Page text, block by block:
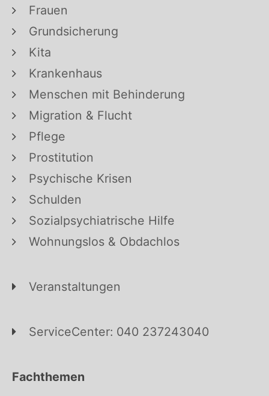
Frauen
Grundsicherung
Kita
Krankenhaus
Menschen mit Behinderung
Migration & Flucht
Pflege
Prostitution
Psychische Krisen
Schulden
Sozialpsychiatrische Hilfe
Wohnungslos & Obdachlos
Veranstaltungen
ServiceCenter: 040 237243040
Fachthemen